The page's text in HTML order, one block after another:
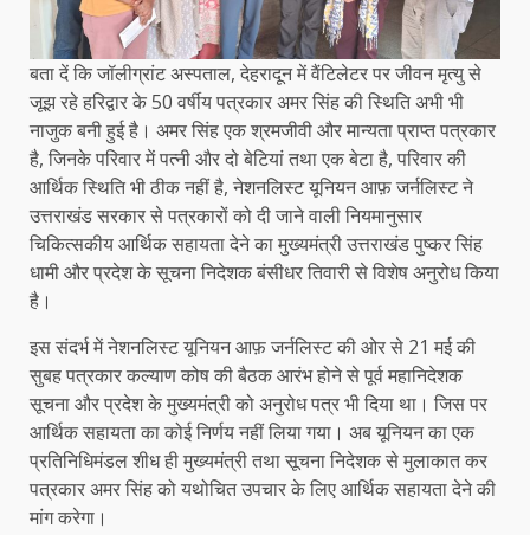
बता दें कि जॉलीग्रांट अस्पताल, देहरादून में वैंटिलेटर पर जीवन मृत्यु से
जूझ रहे हरिद्वार के 50 वर्षीय पत्रकार अमर सिंह की स्थिति अभी भी
नाजुक बनी हुई है। अमर सिंह एक श्रमजीवी और मान्यता प्राप्त पत्रकार
है, जिनके परिवार में पत्नी और दो बेटियां तथा एक बेटा है, परिवार की
आर्थिक स्थिति भी ठीक नहीं है, नेशनलिस्ट यूनियन आफ़ जर्नलिस्ट ने
उत्तराखंड सरकार से पत्रकारों को दी जाने वाली नियमानुसार
चिकित्सकीय आर्थिक सहायता देने का मुख्यमंत्री उत्तराखंड पुष्कर सिंह
धामी और प्रदेश के सूचना निदेशक बंसीधर तिवारी से विशेष अनुरोध किया
है।
इस संदर्भ में नेशनलिस्ट यूनियन आफ़ जर्नलिस्ट की ओर से 21 मई की
सुबह पत्रकार कल्याण कोष की बैठक आरंभ होने से पूर्व महानिदेशक
सूचना और प्रदेश के मुख्यमंत्री को अनुरोध पत्र भी दिया था। जिस पर
आर्थिक सहायता का कोई निर्णय नहीं लिया गया। अब यूनियन का एक
प्रतिनिधिमंडल शीध ही मुख्यमंत्री तथा सूचना निदेशक से मुलाकात कर
पत्रकार अमर सिंह को यथोचित उपचार के लिए आर्थिक सहायता देने की
मांग करेगा।